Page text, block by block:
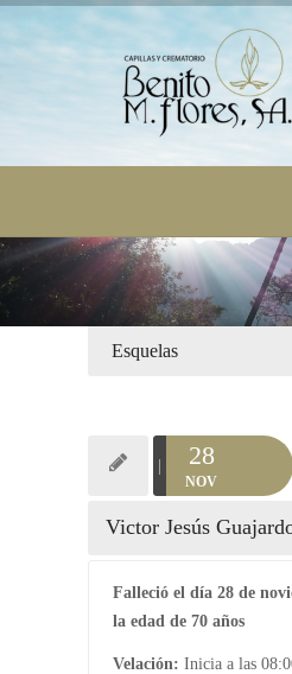
Esquelas
28
NOV
Victor Jesús
Falleció el día 28 de
la edad de 70 años
Velación: Inicia a las